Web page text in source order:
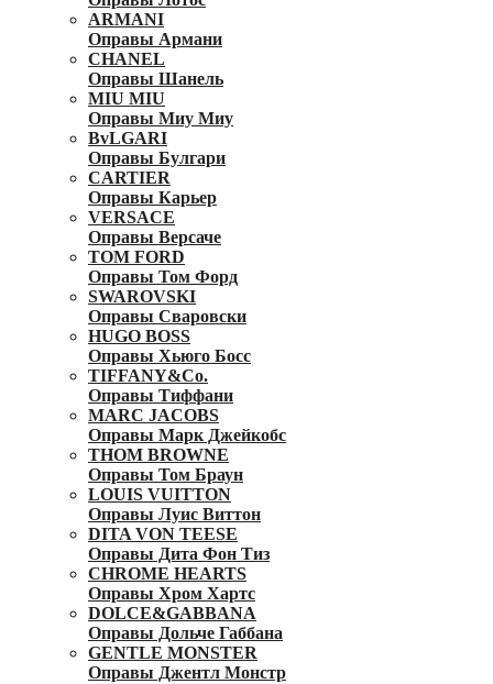
ARMANI
Оправы Армани
CHANEL
Оправы Шанель
MIU MIU
Оправы Миу Миу
BvLGARI
Оправы Булгари
CARTIER
Оправы Карьер
VERSACE
Оправы Версаче
TOM FORD
Оправы Том Форд
SWAROVSKI
Оправы Сваровски
HUGO BOSS
Оправы Хьюго Босс
TIFFANY&Co.
Оправы Тиффани
MARC JACOBS
Оправы Марк Джейкобс
THOM BROWNE
Оправы Том Браун
LOUIS VUITTON
Оправы Луис Виттон
DITA VON TEESE
Оправы Дита Фон Тиз
CHROME HEARTS
Оправы Хром Хартс
DOLCE&GABBANA
Оправы Дольче Габбана
GENTLE MONSTER
Оправы Джентл Монстр